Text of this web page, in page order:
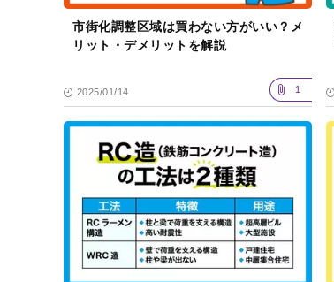
市街化調整区域は買わない方がいい？メ
リット・デメリットを解説
2025/01/14 1